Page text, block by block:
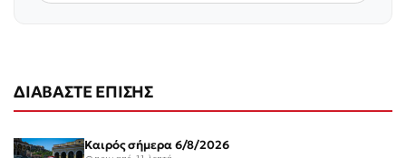
ΔΙΑΒΑΣΤΕ ΕΠΙΣΗΣ
Καιρός σήμερα 6/8/2026